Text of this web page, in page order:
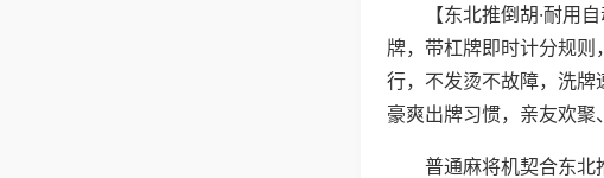
【东北推倒胡·耐用
牌，带杠牌即时计分规
行，不发烫不故障，洗
豪爽出牌习惯，亲友欢聚
普通麻将机契合东北